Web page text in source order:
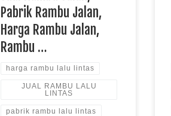
Pabrik Rambu Jalan,
Harga Rambu Jalan,
Rambu …
harga rambu lalu lintas
JUAL RAMBU LALU
LINTAS
pabrik rambu lalu lintas